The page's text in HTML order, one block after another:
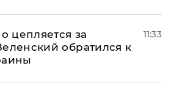
цепляется за
обратился к
11:33